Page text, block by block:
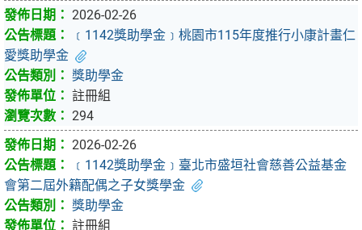
2026-02-26
﹝1142獎助學金﹞桃園市115年度推行小康計畫仁
愛獎助學金
獎助學金
註冊組
294
2026-02-26
﹝1142獎助學金﹞臺北市盛垣社會慈善公益基金
會第二屆外籍配偶之子女獎學金
獎助學金
註冊組